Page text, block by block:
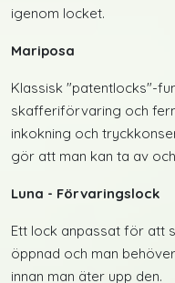
igenom locket.
Mariposa
Klassisk "patentlocks"-
skafferiförvaring och
inkokning och
gör att man kan ta av
Luna - Förvaringslock
Ett lock anpassat för att
öppnad och man
innan man äter upp den.